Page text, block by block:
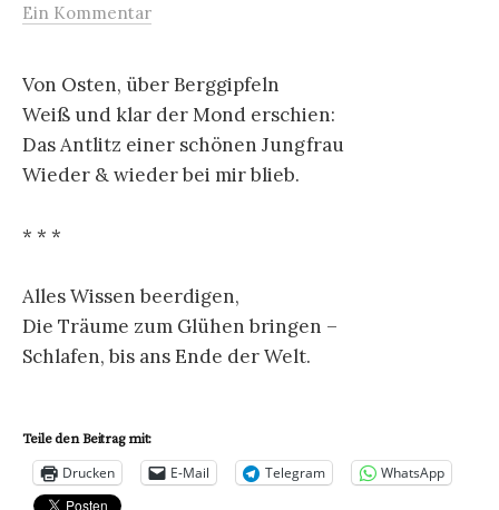
Ein Kommentar
Von Osten, über Berggipfeln
Weiß und klar der Mond erschien:
Das Antlitz einer schönen Jungfrau
Wieder & wieder bei mir blieb.
* * *
Alles Wissen beerdigen,
Die Träume zum Glühen bringen –
Schlafen, bis ans Ende der Welt.
Teile den Beitrag mit:
Drucken E-Mail Telegram WhatsApp